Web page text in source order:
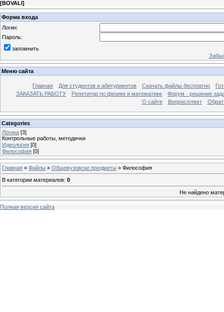
[BOVALI]
Форма входа
Логин:
Пароль:
запомнить
Меню сайта
Главная Для студентов и абитуриентов Скачать файлы бесплатно
ЗАКАЗАТЬ РАБОТУ
Репетитор по физике и математике
Форум - решение
О сайте
Вопрос/ответ
Categories
Логика [3]
Контрольные работы, методички
Идеология [0]
Философия [0]
Главная » Файлы » Общевузовске предметы » Философия
В категории материалов: 0
Не найдено
Полная версия сайта